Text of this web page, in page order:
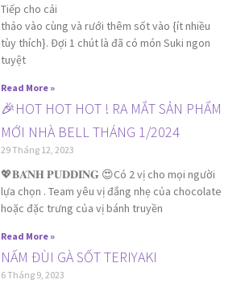
Tiếp cho cải
thảo vào cùng và rưới thêm sốt vào {ít nhiều
tùy thích}. Đợi 1 chút là đã có món Suki ngon
tuyệt
Read More »
🎉HOT HOT HOT ! RA MẮT SẢN PHẨM
MỚI NHÀ BELL THÁNG 1/2024
29 Tháng 12, 2023
💖𝐁𝐀́𝐍𝐇 𝐏𝐔𝐃𝐃𝐈𝐍𝐆 😍Có 2 vị cho mọi người
lựa chọn . Team yêu vị đắng nhẹ của chocolate
hoặc đặc trưng của vị bánh truyền
Read More »
NẤM ĐÙI GÀ SỐT TERIYAKI
6 Tháng 9, 2023